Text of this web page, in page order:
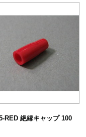
RED 絶縁キャップ 100